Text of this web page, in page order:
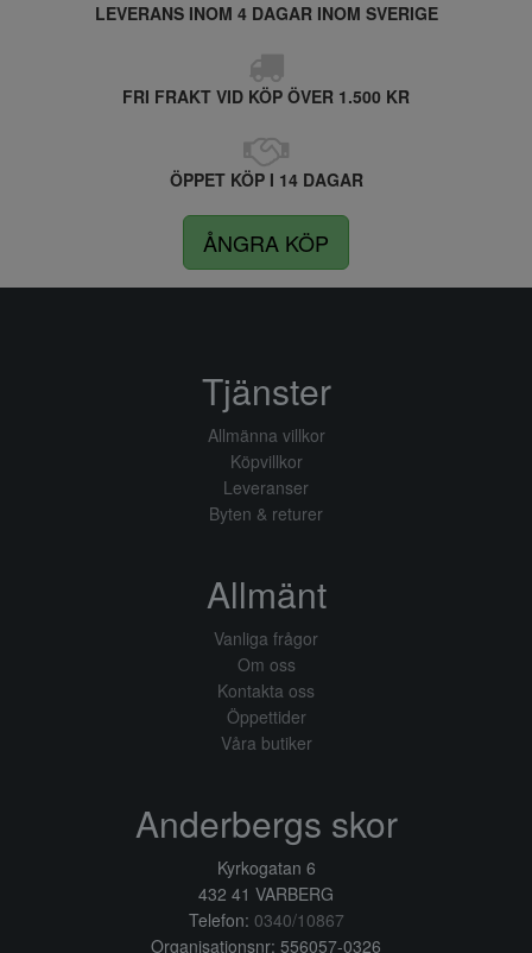
LEVERANS INOM 4 DAGAR INOM SVERIGE
FRI FRAKT VID KÖP ÖVER 1.500 KR
ÖPPET KÖP I 14 DAGAR
ÅNGRA KÖP
Tjänster
Allmänna villkor
Köpvillkor
Leveranser
Byten & returer
Allmänt
Vanliga frågor
Om oss
Kontakta oss
Öppettider
Våra butiker
Anderbergs skor
Kyrkogatan 6
432 41 VARBERG
Telefon: 0340/10867
Organisationsnr: 556057-0326